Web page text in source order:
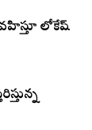
లోకేష్‌